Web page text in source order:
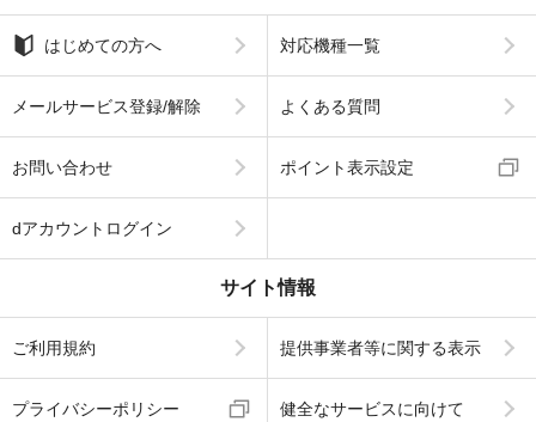
はじめての方へ 対応機種一覧
メールサービス登録/解除 よくある質問
お問い合わせ ポイント表示設定
dアカウントログイン
サイト情報
ご利用規約 提供事業者等に関する表示
プライバシーポリシー 健全なサービスに向けて